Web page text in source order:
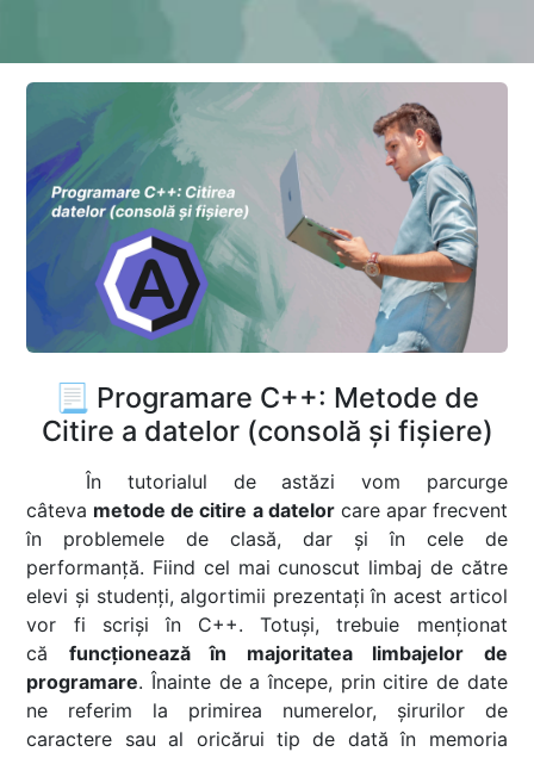
📃 Programare C++: Metode de
Citire a datelor (consolă și fișiere)
În tutorialul de astăzi vom parcurge
câteva metode de citire a datelorcare apar frecvent
în problemele de clasă, dar și în cele de
performanță. Fiind cel mai cunoscut limbaj de către
elevi și studenți, algortimii prezentați în acest articol
vor fi scriși în C++. Totuși, trebuie menționat
că funcționează în majoritatea limbajelor de
programare. Înainte de a începe, prin citire de date
ne referim la primirea numerelor, șirurilor de
caractere sau al oricărui tip de dată în memoria